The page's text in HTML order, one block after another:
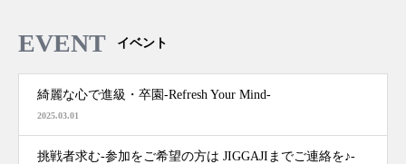
EVENT イベント
綺麗な心で進級・卒園-Refresh Your Mind-
2025.03.01
挑戦者求む-参加をご希望の方は JIGGAJIまでご連絡を♪-